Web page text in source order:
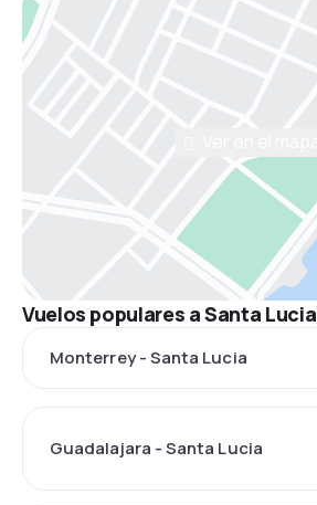
Vuelos populares a Santa Lucia
Monterrey - Santa Lucia
Guadalajara - Santa Lucia